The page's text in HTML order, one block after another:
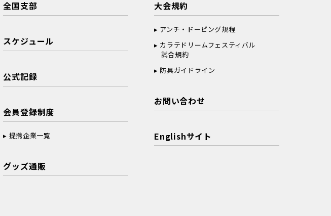
全国支部
スケジュール
公式記録
会員登録制度
提携企業一覧
グッズ通販
大会規約
アンチ・ドーピング規程
カラテドリームフェスティバル
試合規約
防具ガイドライン
お問い合わせ
Englishサイト